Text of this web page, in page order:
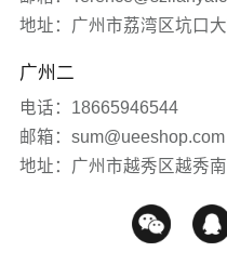
媒体报道
地址：广州市荔湾区坑口
广州二
电话：18665946544
邮箱：sum@ueeshop.com
地址：广州市越秀区越秀